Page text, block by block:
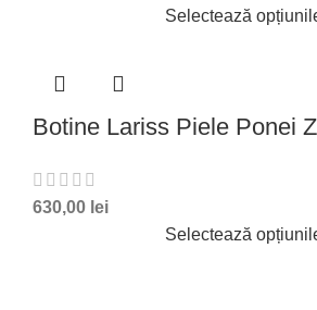
Selectează
Botine Lariss Piele Ponei
630,00 lei
Selectează